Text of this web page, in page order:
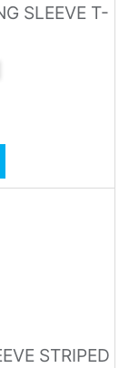
SLEEVE T-
STRIPED